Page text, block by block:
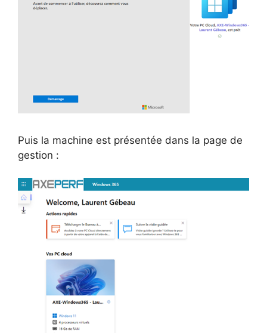
Puis la machine est présentée dans la page de
gestion :